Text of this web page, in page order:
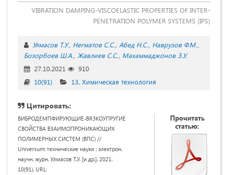
VIBRATION DAMPING-VISCOELASTIC PROPERTIES OF INTER-
PENETRATION POLYMER SYSTEMS (IPS)
Улмасов Т.У. Негматов С.С. Абед Н.С. Наврузов Ф.М.
Бозорбоев Ш.А. Жавлиев С.С. Махаммаджонов З.У.
27.10.2021
910
10(91)
13. Химическая технология
Цитировать:
ВИБРОДЕМПФИРУЮЩИЕ-ВЯЗКОУПРУГИЕ
СВОЙСТВА ВЗАИМОПРОНИКАЮЩИХ
ПОЛИМЕРНЫХ СИСТЕМ (ВПС) //
Universum: технические науки : электрон.
научн. журн. Улмасов Т.У. [и др.]. 2021.
10(91). URL:
Прочитать
статью: